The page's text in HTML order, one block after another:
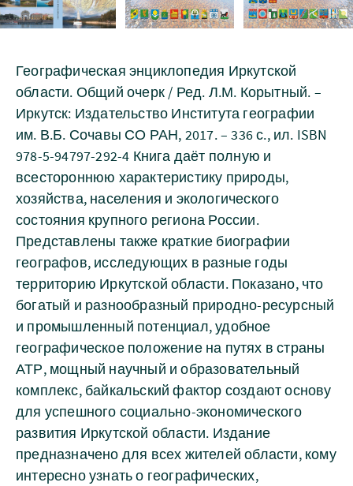
Географическая энциклопедия Иркутской
области. Общий очерк / Ред. Л.М. Корытный. –
Иркутск: Издательство Института географии
им. В.Б. Сочавы СО РАН, 2017. – 336 с., ил. ISBN
978-5-94797-292-4 Книга даёт полную и
всестороннюю характеристику природы,
хозяйства, населения и экологического
состояния крупного региона России.
Представлены также краткие биографии
географов, исследующих в разные годы
территорию Иркутской области. Показано, что
богатый и разнообразный природно-ресурсный
и промышленный потенциал, удобное
географическое положение на путях в страны
АТР, мощный научный и образовательный
комплекс, байкальский фактор создают основу
для успешного социально-экономического
развития Иркутской области. Издание
предназначено для всех жителей области, кому
интересно узнать о географических,